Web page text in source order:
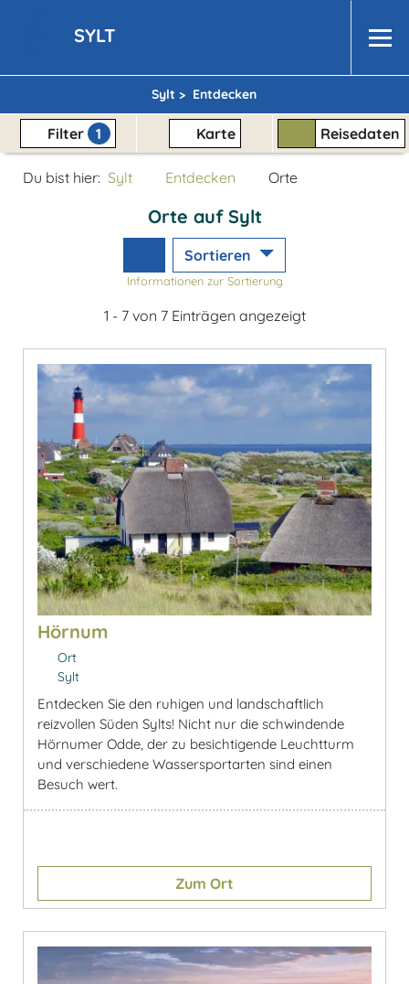
SYLT
Sylt > Entdecken
Filter 1 Karte Reisedaten
Du bist hier: Sylt Entdecken Orte
Orte auf Sylt
Sortieren
Informationen zur Sortierung
1 - 7 von 7 Einträgen angezeigt
Hörnum
Ort
Sylt
Entdecken Sie den ruhigen und landschaftlich
reizvollen Süden Sylts! Nicht nur die schwindende
Hörnumer Odde, der zu besichtigende Leuchtturm
und verschiedene Wassersportarten sind einen
Besuch wert.
Zum Ort